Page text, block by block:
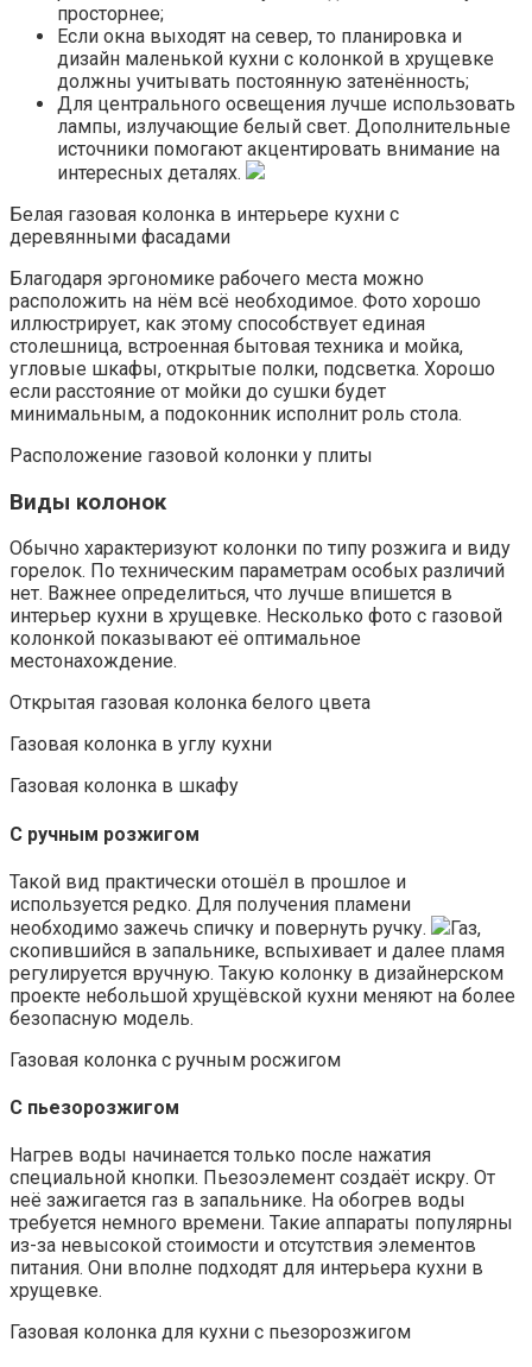
просторнее;
Если окна выходят на север, то планировка и
дизайн маленькой кухни с колонкой в хрущевке
должны учитывать постоянную затенённость;
Для центрального освещения лучше использовать
лампы, излучающие белый свет. Дополнительные
источники помогают акцентировать внимание на
интересных деталях.
Белая газовая колонка в интерьере кухни с
деревянными фасадами
Благодаря эргономике рабочего места можно
расположить на нём всё необходимое. Фото хорошо
иллюстрирует, как этому способствует единая
столешница, встроенная бытовая техника и мойка,
угловые шкафы, открытые полки, подсветка. Хорошо
если расстояние от мойки до сушки будет
минимальным, а подоконник исполнит роль стола.
Расположение газовой колонки у плиты
Виды колонок
Обычно характеризуют колонки по типу розжига и виду
горелок. По техническим параметрам особых различий
нет. Важнее определиться, что лучше впишется в
интерьер кухни в хрущевке. Несколько фото с газовой
колонкой показывают её оптимальное
местонахождение.
Открытая газовая колонка белого цвета
Газовая колонка в углу кухни
Газовая колонка в шкафу
С ручным розжигом
Такой вид практически отошёл в прошлое и
используется редко. Для получения пламени
необходимо зажечь спичку и повернуть ручку.
Газ,
скопившийся в запальнике, вспыхивает и далее пламя
регулируется вручную. Такую колонку в дизайнерском
проекте небольшой хрущёвской кухни меняют на более
безопасную модель.
Газовая колонка с ручным росжигом
С пьезорозжигом
Нагрев воды начинается только после нажатия
специальной кнопки. Пьезоэлемент создаёт искру. От
неё зажигается газ в запальнике. На обогрев воды
требуется немного времени. Такие аппараты популярны
из-за невысокой стоимости и отсутствия элементов
питания. Они вполне подходят для интерьера кухни в
хрущевке.
Газовая колонка для кухни с пьезорозжигом